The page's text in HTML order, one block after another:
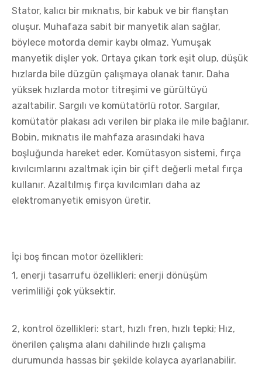
Stator, kalıcı bir mıknatıs, bir kabuk ve bir flanştan
oluşur. Muhafaza sabit bir manyetik alan sağlar,
böylece motorda demir kaybı olmaz. Yumuşak
manyetik dişler yok. Ortaya çıkan tork eşit olup, düşük
hızlarda bile düzgün çalışmaya olanak tanır. Daha
yüksek hızlarda motor titreşimi ve gürültüyü
azaltabilir. Sargılı ve komütatörlü rotor. Sargılar,
komütatör plakası adı verilen bir plaka ile mile bağlanır.
Bobin, mıknatıs ile mahfaza arasındaki hava
boşluğunda hareket eder. Komütasyon sistemi, fırça
kıvılcımlarını azaltmak için bir çift değerli metal fırça
kullanır. Azaltılmış fırça kıvılcımları daha az
elektromanyetik emisyon üretir.
İçi boş fincan motor özellikleri:
1, enerji tasarrufu özellikleri: enerji dönüşüm
verimliliği çok yüksektir.
2, kontrol özellikleri: start, hızlı fren, hızlı tepki; Hız,
önerilen çalışma alanı dahilinde hızlı çalışma
durumunda hassas bir şekilde kolayca ayarlanabilir.